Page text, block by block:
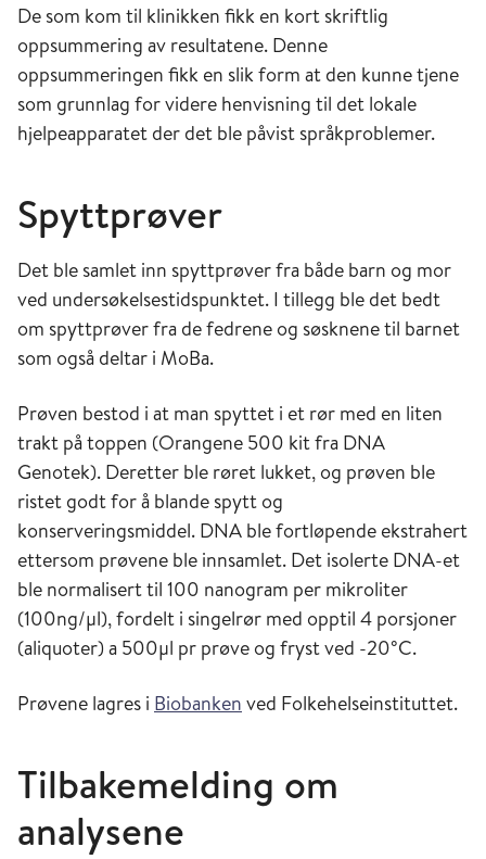
De som kom til klinikken fikk en kort skriftlig
oppsummering av resultatene. Denne
oppsummeringen fikk en slik form at den kunne tjene
som grunnlag for videre henvisning til det lokale
hjelpeapparatet der det ble påvist språkproblemer.
Spyttprøver
Det ble samlet inn spyttprøver fra både barn og mor
ved undersøkelsestidspunktet. I tillegg ble det bedt
om spyttprøver fra de fedrene og søsknene til barnet
som også deltar i MoBa.
Prøven bestod i at man spyttet i et rør med en liten
trakt på toppen (Orangene 500 kit fra DNA
Genotek). Deretter ble røret lukket, og prøven ble
ristet godt for å blande spytt og
konserveringsmiddel. DNA ble fortløpende ekstrahert
ettersom prøvene ble innsamlet. Det isolerte DNA-et
ble normalisert til 100 nanogram per mikroliter
(100ng/µl), fordelt i singelrør med opptil 4 porsjoner
(aliquoter) a 500µl pr prøve og fryst ved -20°C.
Prøvene lagres i Biobanken ved Folkehelseinstituttet.
Tilbakemelding om
analysene